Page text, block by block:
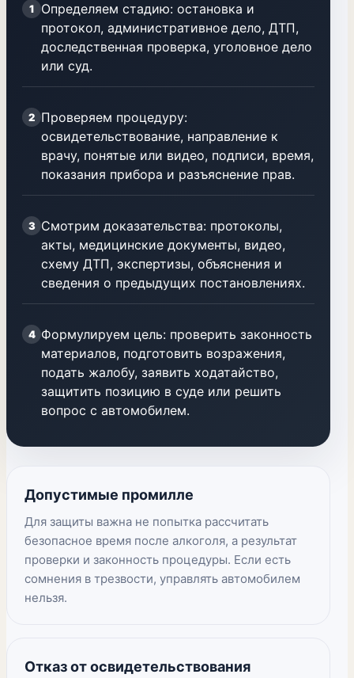
1
Определяем стадию: остановка и
протокол, административное дело, ДТП,
доследственная проверка, уголовное дело
или суд.
2 Проверяем процедуру:
освидетельствование, направление к
врачу, понятые или видео, подписи, время,
показания прибора и разъяснение прав.
3 Смотрим доказательства: протоколы,
акты, медицинские документы, видео,
схему ДТП, экспертизы, объяснения и
сведения о предыдущих постановлениях.
4 Формулируем цель: проверить законность
материалов, подготовить возражения,
подать жалобу, заявить ходатайство,
защитить позицию в суде или решить
вопрос с автомобилем.
Допустимые промилле
Для защиты важна не попытка рассчитать
безопасное время после алкоголя, а результат
проверки и законность процедуры. Если есть
сомнения в трезвости, управлять автомобилем
нельзя.
Отказ от освидетельствования